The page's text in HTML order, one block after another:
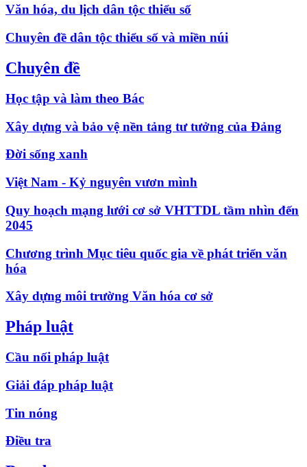
Văn hóa, du lịch dân tộc thiểu số
Chuyên đề dân tộc thiểu số và miền núi
Chuyên đề
Học tập và làm theo Bác
Xây dựng và bảo vệ nền tảng tư tưởng của Đảng
Đời sống xanh
Việt Nam - Kỷ nguyên vươn mình
Quy hoạch mạng lưới cơ sở VHTTDL tầm nhìn đến
2045
Chương trình Mục tiêu quốc gia về phát triển văn
hóa
Xây dựng môi trường Văn hóa cơ sở
Pháp luật
Cầu nối pháp luật
Giải đáp pháp luật
Tin nóng
Điều tra